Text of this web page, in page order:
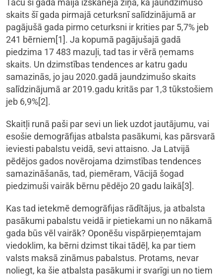
Taču šī gada maijā izskanēja ziņa, ka jaundzimušo
skaits šī gada pirmajā ceturksnī salīdzinājumā ar
pagājušā gada pirmo ceturksni ir krities par 5,7% jeb
241 bērniem[1]. Ja kopumā pagājušajā gadā
piedzima 17 483 mazuļi, tad tas ir vērā ņemams
skaits. Un dzimstības tendences ar katru gadu
samazinās, jo jau 2020.gadā jaundzimušo skaits
salīdzinājumā ar 2019.gadu kritās par 1,3 tūkstošiem
jeb 6,9%[2].
Skaitļi runā paši par sevi un liek uzdot jautājumu, vai
esošie demogrāfijas atbalsta pasākumi, kas pārsvarā
ieviesti pabalstu veidā, sevi attaisno. Ja Latvijā
pēdējos gados novērojama dzimstības tendences
samazināšanās, tad, piemēram, Vācijā šogad
piedzimuši vairāk bērnu pēdējo 20 gadu laikā[3].
Kas tad ietekmē demogrāfijas rādītājus, ja atbalsta
pasākumi pabalstu veidā ir pietiekami un no nākamā
gada būs vēl vairāk? Oponēšu vispārpieņemtajam
viedoklim, ka bērni dzimst tikai tādēļ, ka par tiem
valsts maksā zināmus pabalstus. Protams, nevar
noliegt, ka šie atbalsta pasākumi ir svarīgi un no tiem